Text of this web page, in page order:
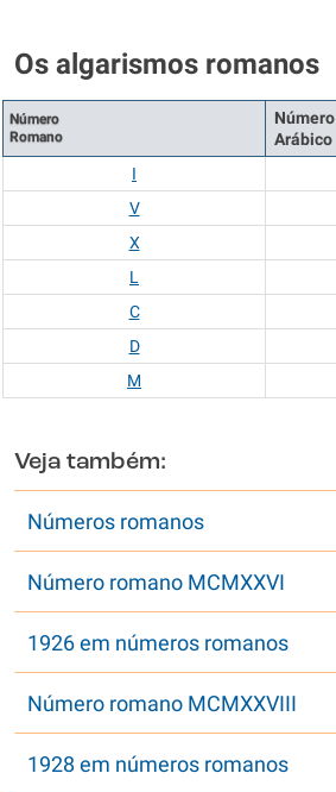
Os algarismos romanos
Número
Romano
Número
Arábico
I
V
X
L
C
D
M
Veja também:
Números romanos
Número romano MCMXXVI
1926 em números romanos
Número romano MCMXXVIII
1928 em números romanos